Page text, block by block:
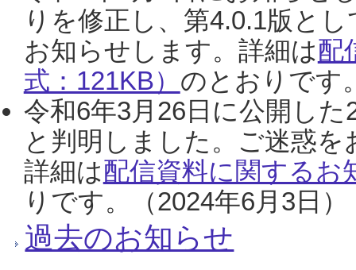
りを修正し、第4.0.1版と
お知らせします。詳細は配
式：121KB） のとおりです
令和6年3月26日に公開し
と判明しました。ご迷惑
詳細は配信資料に関するお
りです。（2024年6月3日）
過去のお知らせ